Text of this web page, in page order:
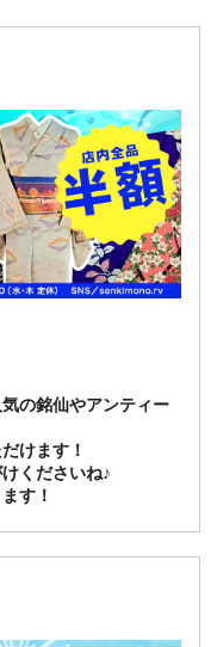
の銘仙やアンティー
けます！
くださいね♪
す！